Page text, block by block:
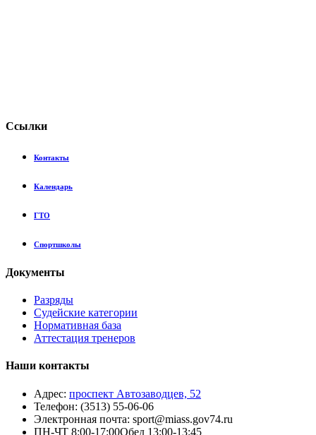
Сcылки
Контакты
Календарь
ГТО
Спортшколы
Документы
Разряды
Судейские категории
Нормативная база
Аттестация тренеров
Наши контакты
Адрес: проспект Автозаводцев, 52
Телефон: (3513) 55-06-06
Электронная почта: sport@miass.gov74.ru
ПН-ЧТ 8:00-17:00Обед 13:00-13:45